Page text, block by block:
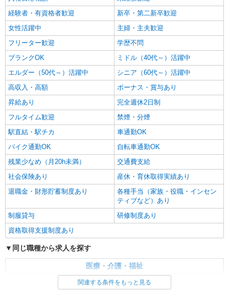
経験者・有資格者歓迎
新卒・第二新卒歓迎
女性活躍中
主婦・主夫歓迎
フリーター歓迎
学歴不問
ブランクOK
ミドル（40代～）活躍中
エルダー（50代～）活躍中
シニア（60代～）活躍中
高収入・高額
ボーナス・賞与あり
昇給あり
完全週休2日制
フルタイム歓迎
禁煙・分煙
駅直結・駅チカ
車通勤OK
バイク通勤OK
自転車通勤OK
残業少なめ（月20h未満）
交通費支給
社会保険あり
産休・育休取得実績あり
退職金・財形貯蓄制度あり
各種手当（家族・役職・インセン
ティブなど）あり
制服貸与
研修制度あり
資格取得支援制度あり
同じ職種から求人を探す
医療・介護・福祉
同じ特徴から求人を探す関連する条件をもっと見る